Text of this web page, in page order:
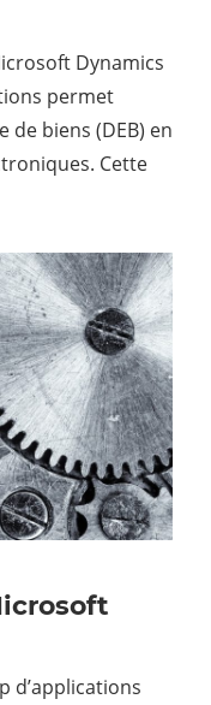
Dynamics
permet
de biens (DEB) en
Cette
d’applications